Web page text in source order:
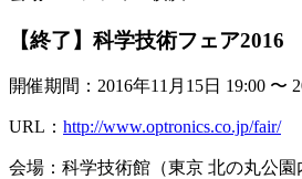
【終了】科学技術フェア2016
開催期間：2016年11月15日 19:00 〜
URL： http://www.optronics.co.jp/fair/
会場：科学技術館（東京 北の丸公園